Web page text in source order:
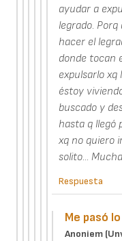
ayudar a
legrado.
hacer el
donde tocan
expulsarlo
éstoy
buscado y
hasta q llegó
xq no quiero
solito...
Respuesta
Me pasó
Anoniem